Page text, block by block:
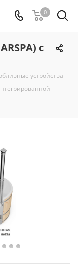
0
с
устройства -